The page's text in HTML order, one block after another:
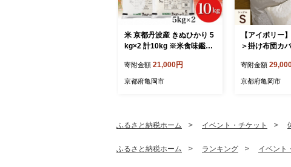
米 京都丹波産 きぬひかり 5
kg×2 計10kg ※米食味鑑定
け【京都伏見のお米問屋が
精米】米 白米 ※沖縄本島・
寄附金額 21,000円
京都府亀岡市
【アイボリー
＞掛け布団カ
≪日本製 なめ
サイドファス
い 布団カバー
寄附金額
京都府亀岡市
ふるさと納税ホーム イベント・チケット
ふるさと納税ホーム ランキング イベント